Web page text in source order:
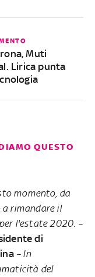
Muti
Lirica punta
QUESTO
momento, da
rimandare il
l'estate 2020. –
di
– In
del